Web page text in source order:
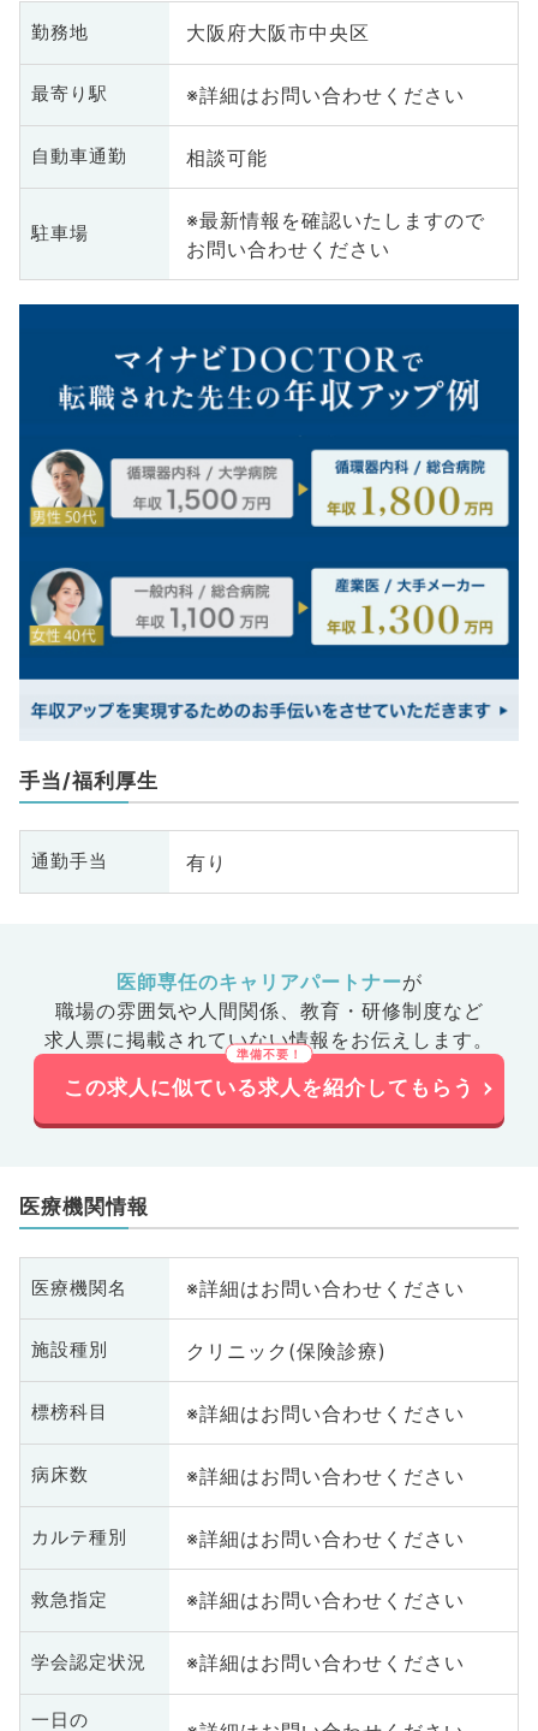
勤務地 大阪府大阪市中央区
最寄り駅 ※詳細はお問い合わせください
自動車通勤 相談可能
駐車場
※最新情報を確認いたしますので
お問い合わせください
手当/福利厚生
通勤手当 有り
医師専任のキャリアパートナーが
職場の雰囲気や人間関係、 教育・研修制度など
求人票に掲載されていない情報をお伝えします。
この求人に似ている求人を紹介してもらう
医療機関情報
医療機関名 ※詳細はお問い合わせください
施設種別 クリニック(保険診療)
標榜科目 ※詳細はお問い合わせください
病床数 ※詳細はお問い合わせください
カルテ種別 ※詳細はお問い合わせください
救急指定 ※詳細はお問い合わせください
学会認定状況 ※詳細はお問い合わせください
一日の